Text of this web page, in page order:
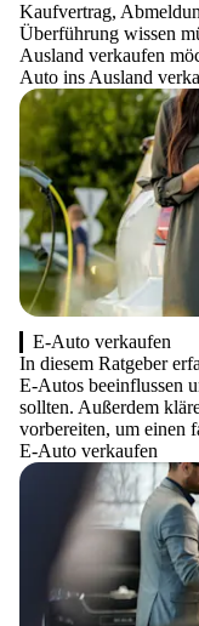
Kaufvertrag,
Überführung wissen
Ausland verkaufen
Auto ins Ausland
E-Auto verkaufen
In diesem Ratgeber
E-Autos beeinflussen
sollten. Außerdem
vorbereiten, um einen
E-Auto verkaufen